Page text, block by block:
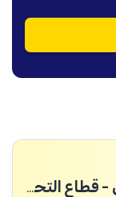
مدير/ة مخدمات لينكس - قطاع التحول الرقمي